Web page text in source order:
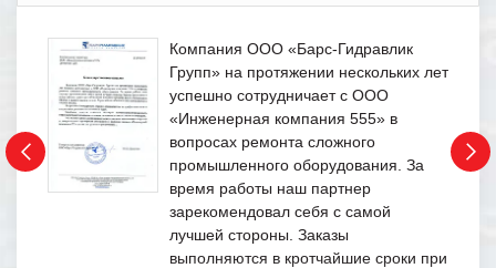
Компания ООО «Барс-Гидравлик
Групп» на протяжении нескольких лет
успешно сотрудничает с ООО
«Инженерная компания 555» в
вопросах ремонта сложного
промышленного оборудования. За
время работы наш партнер
зарекомендовал себя с самой
лучшей стороны. Заказы
выполняются в кротчайшие сроки при